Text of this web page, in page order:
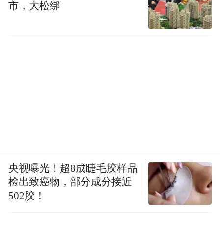
市，大松绑
央视曝光！超8成睫毛胶样品
检出致癌物，部分成分接近
502胶！